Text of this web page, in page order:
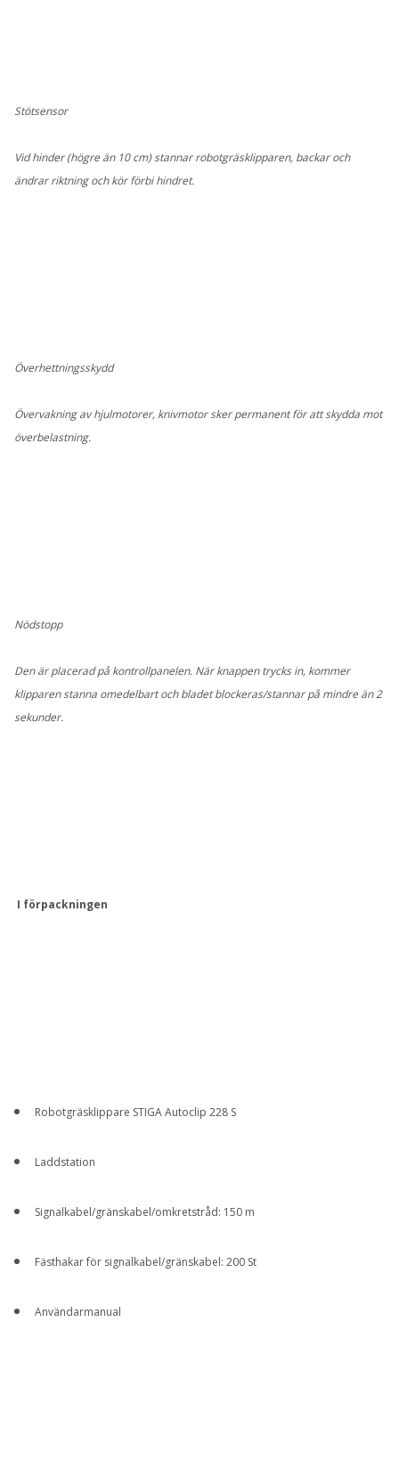
Stötsensor
Vid hinder (högre än 10 cm) stannar robotgräsklipparen, backar och
ändrar riktning och kör förbi hindret.
Överhettningsskydd
Övervakning av hjulmotorer, knivmotor sker permanent för att skydda mot
överbelastning.
Nödstopp
Den är placerad på kontrollpanelen. När knappen trycks in, kommer
klipparen stanna omedelbart och bladet blockeras/stannar på mindre än 2
sekunder.
I förpackningen
Robotgräsklippare STIGA Autoclip 228 S
Laddstation
Signalkabel/gränskabel/omkretstråd: 150 m
Fästhakar för signalkabel/gränskabel: 200 St
Användarmanual